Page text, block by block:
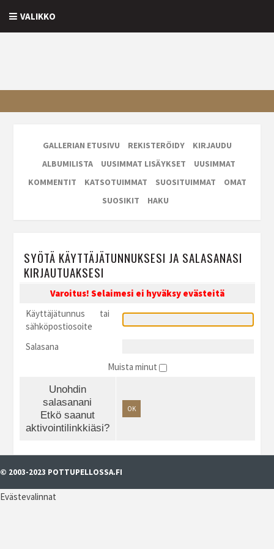
VALIKKO
GALLERIAN ETUSIVU REKISTERÖIDY
KIRJAUDU
ALBUMILISTA
UUSIMMAT LISÄYKSET
UUSIMMAT
KOMMENTIT
KATSOTUIMMAT SUOSITUIMMAT
OMAT
SUOSIKIT
HAKU
SYÖTÄ KÄYTTÄJÄTUNNUKSESI JA SALASANASI
KIRJAUTUAKSESI
Varoitus! Selaimesi ei hyväksy evästeitä
Käyttäjätunnus tai
sähköpostiosoite
Salasana
Muista minut
Unohdin
salasanani
Etkö saanut
aktivointilinkkiäsi?
OK
© 2003-2023 POTTUPELLOSSA.FI
Evästevalinnat